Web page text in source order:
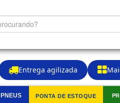
Entrega agilizada
PNEUS PONTA DE ESTOQUE